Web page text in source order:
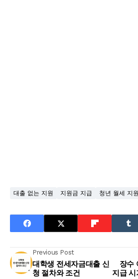
대출 없는 지원 지원금 지급 청년 월세 지원
Previous Post
대학생 전세자금대출 신
청 절차와 조건
장수
지급 시